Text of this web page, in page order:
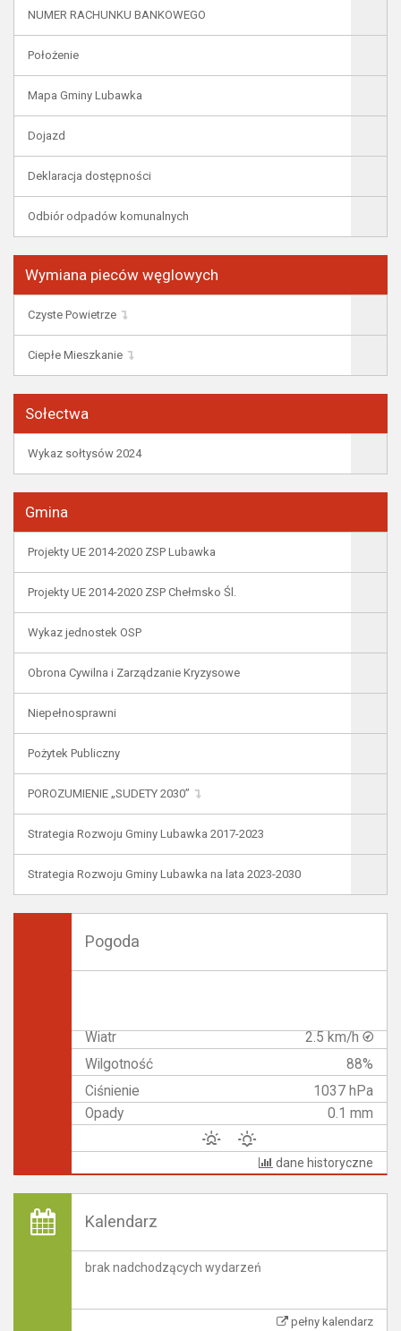
NUMER RACHUNKU BANKOWEGO
Położenie
Mapa Gminy Lubawka
Dojazd
Deklaracja dostępności
Odbiór odpadów komunalnych
Wymiana pieców węglowych
Czyste Powietrze
Ciepłe Mieszkanie
Sołectwa
Wykaz sołtysów 2024
Gmina
Projekty UE 2014-2020 ZSP Lubawka
Projekty UE 2014-2020 ZSP Chełmsko Śl.
Wykaz jednostek OSP
Obrona Cywilna i Zarządzanie Kryzysowe
Niepełnosprawni
Pożytek Publiczny
POROZUMIENIE „SUDETY 2030”
Strategia Rozwoju Gminy Lubawka 2017-2023
Strategia Rozwoju Gminy Lubawka na lata 2023-2030
Pogoda
Wiatr
2.5 km/h
Wilgotność
88%
Ciśnienie
1037 hPa
Opady
0.1 mm
dane historyczne
Kalendarz
brak nadchodzących wydarzeń
pełny kalendarz